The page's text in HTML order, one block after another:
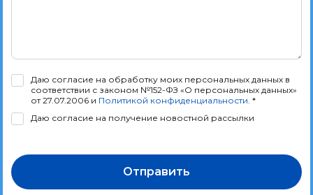
Даю согласие на обработку моих персональных данных в
соответствии с законом №152-ФЗ «О персональных данных»
от 27.07.2006 и Политикой конфиденциальности . *
Даю согласие на получение новостной рассылки
Отправить